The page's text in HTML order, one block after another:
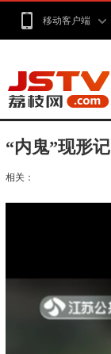
移动客户端
“内鬼”现形记
相关：